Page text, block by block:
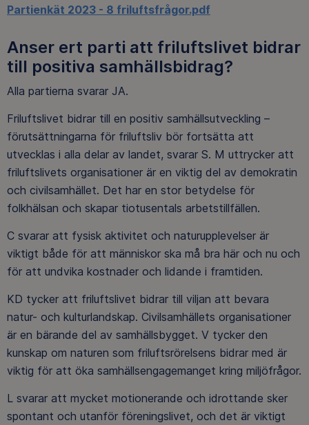
Partienkät 2023 - 8 friluftsfrågor.pdf
Anser ert parti att friluftslivet bidrar
till positiva samhällsbidrag?
Alla partierna svarar JA.
Friluftslivet bidrar till en positiv samhällsutveckling –
förutsättningarna för friluftsliv bör fortsätta att
utvecklas i alla delar av landet, svarar S. M uttrycker att
friluftslivets organisationer är en viktig del av demokratin
och civilsamhället. Det har en stor betydelse för
folkhälsan och skapar tiotusentals arbetstillfällen.
C svarar att fysisk aktivitet och naturupplevelser är
viktigt både för att människor ska må bra här och nu och
för att undvika kostnader och lidande i framtiden.
KD tycker att friluftslivet bidrar till viljan att bevara
natur- och kulturlandskap. Civilsamhällets organisationer
är en bärande del av samhällsbygget. V tycker den
kunskap om naturen som friluftsrörelsens bidrar med är
viktig för att öka samhällsengagemanget kring miljöfrågor.
L svarar att mycket motionerande och idrottande sker
spontant och utanför föreningslivet, och det är viktigt